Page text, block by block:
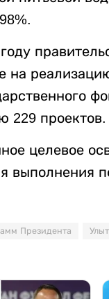
на
229 проектов.
целевое
выполнения
Президента